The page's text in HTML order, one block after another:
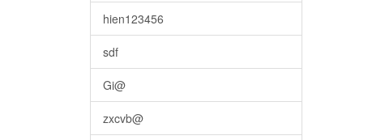
hien123456
sdf
Gi@
zxcvb@